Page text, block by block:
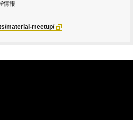
情報
material-meetup/